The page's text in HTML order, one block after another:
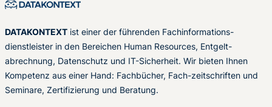
DATAKONTEXT ist einer der führenden Fachinformations-
dienstleister in den Bereichen Human Resources, Entgelt-
abrechnung, Datenschutz und IT-Sicherheit. Wir bieten Ihnen
Kompetenz aus einer Hand: Fachbücher, Fach-zeitschriften und
Seminare, Zertifizierung und Beratung.